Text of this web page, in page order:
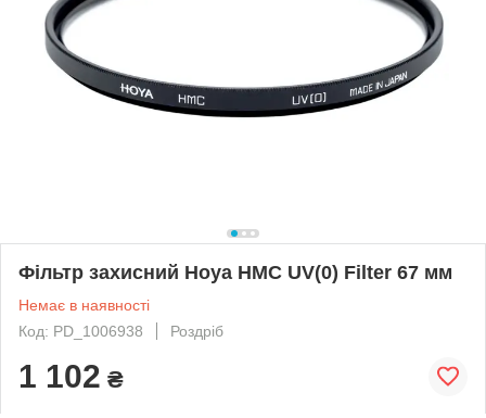
Фільтр захисний Hoya HMC UV(0) Filter 67 мм
Немає в наявності
Код: PD_1006938
Роздріб
1 102 ₴